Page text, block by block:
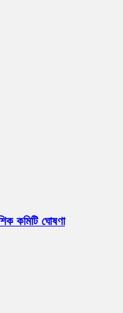
কমিটি ঘোষণা